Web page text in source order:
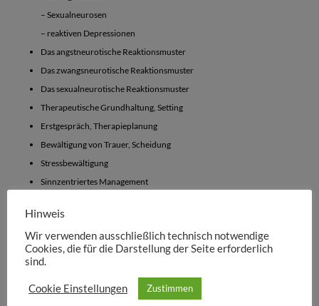
– Sexualneurosen
– reaktiven Depressionen
Das angstneurotische Reaktionsmuster
Das zwangsneurotische Reaktionsmuster
Das sexualneurotische Reaktionsmuster
Therapeutische Grundhaltung, Setting
Erstgespräch, Therapieplanung
Bewältigung von Trauer, Scheidung
Stressbewältigung
Sinnzentriertes Management
Arbeit mit Bildern
Empirische Psychotherapie-Forschung 1
Das philosophische Gespräch im Zusammenhang der
: Paradoxe Intention, Dereflexion,
Hinweis
Wir verwenden ausschließlich technisch notwendige
Cookies, die für die Darstellung der Seite erforderlich
sind.
Cookie Einstellungen Zustimmen